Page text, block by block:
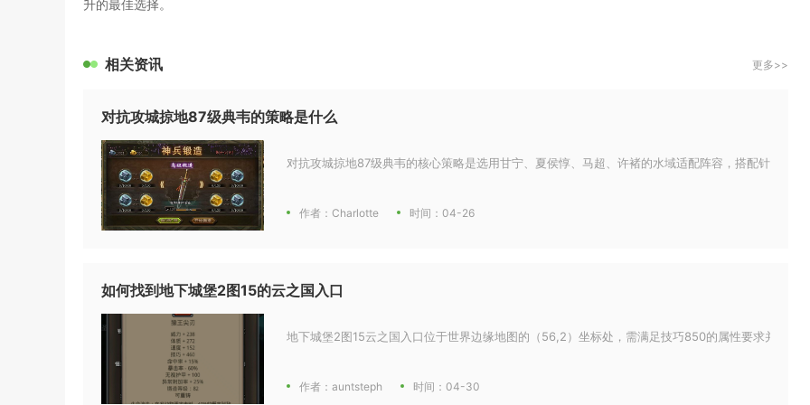
升的最佳选择。
相关资讯 更多>>
对抗攻城掠地87级典韦的策略是什么
对抗攻城掠地87级典韦的核心策略是选用甘宁、夏侯惇、马超、许褚的水域适配阵容，搭配针对性装
作者：Charlotte 时间：04-26
如何找到地下城堡2图15的云之国入口
地下城堡2图15云之国入口位于世界边缘地图的（56,2）坐标处，需满足技巧850的属性要求并携带
作者：auntsteph 时间：04-30